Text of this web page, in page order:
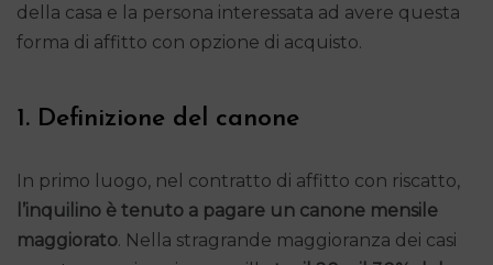
della casa e la persona interessata ad avere questa
forma di affitto con opzione di acquisto.
1. Definizione del canone
In primo luogo, nel contratto di affitto con riscatto,
l’inquilino è tenuto a pagare un canone mensile
maggiorato. Nella stragrande maggioranza dei casi